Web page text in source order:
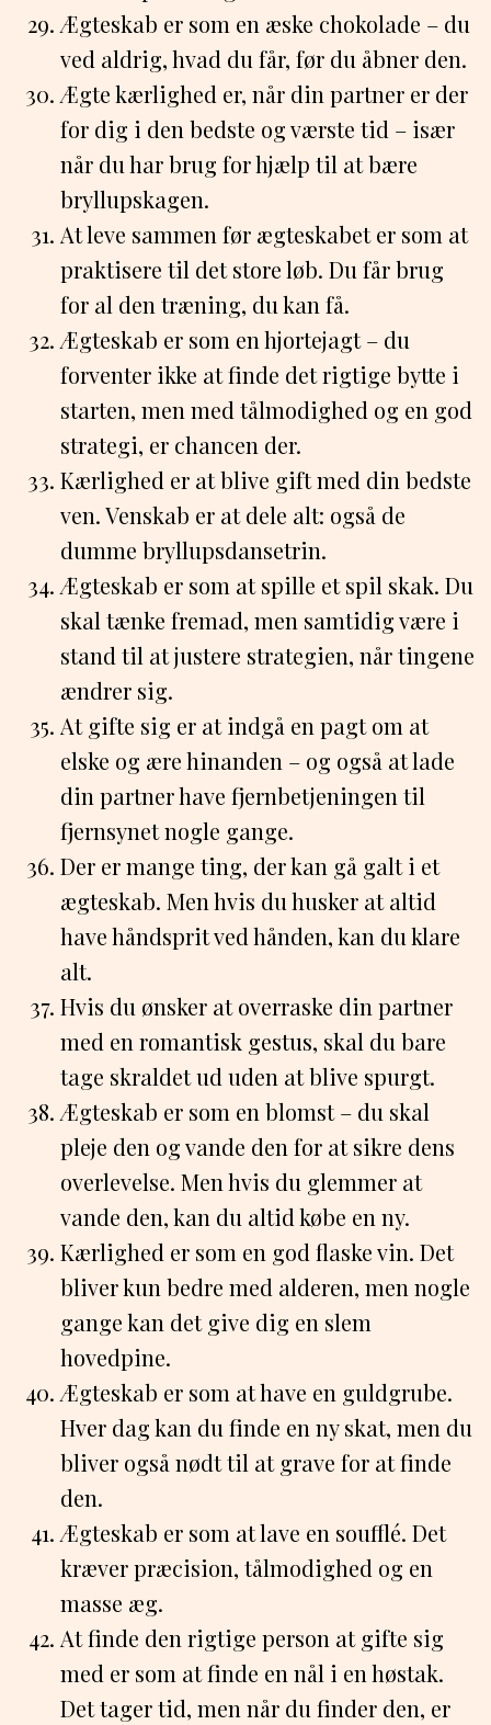
Ægteskab er som en æske chokolade – du
ved aldrig, hvad du får, før du åbner den.
Ægte kærlighed er, når din partner er der
for dig i den bedste og værste tid – især
når du har brug for hjælp til at bære
bryllupskagen.
At leve sammen før ægteskabet er som at
praktisere til det store løb. Du får brug
for al den træning, du kan få.
Ægteskab er som en hjortejagt – du
forventer ikke at finde det rigtige bytte i
starten, men med tålmodighed og en god
strategi, er chancen der.
Kærlighed er at blive gift med din bedste
ven. Venskab er at dele alt: også de
dumme bryllupsdansetrin.
Ægteskab er som at spille et spil skak. Du
skal tænke fremad, men samtidig være i
stand til at justere strategien, når tingene
ændrer sig.
At gifte sig er at indgå en pagt om at
elske og ære hinanden – og også at lade
din partner have fjernbetjeningen til
fjernsynet nogle gange.
Der er mange ting, der kan gå galt i et
ægteskab. Men hvis du husker at altid
have håndsprit ved hånden, kan du klare
alt.
Hvis du ønsker at overraske din partner
med en romantisk gestus, skal du bare
tage skraldet ud uden at blive spurgt.
Ægteskab er som en blomst – du skal
pleje den og vande den for at sikre dens
overlevelse. Men hvis du glemmer at
vande den, kan du altid købe en ny.
Kærlighed er som en god flaske vin. Det
bliver kun bedre med alderen, men nogle
gange kan det give dig en slem
hovedpine.
Ægteskab er som at have en guldgrube.
Hver dag kan du finde en ny skat, men du
bliver også nødt til at grave for at finde
den.
Ægteskab er som at lave en soufflé. Det
kræver præcision, tålmodighed og en
masse æg.
At finde den rigtige person at gifte sig
med er som at finde en nål i en høstak.
Det tager tid, men når du finder den, er